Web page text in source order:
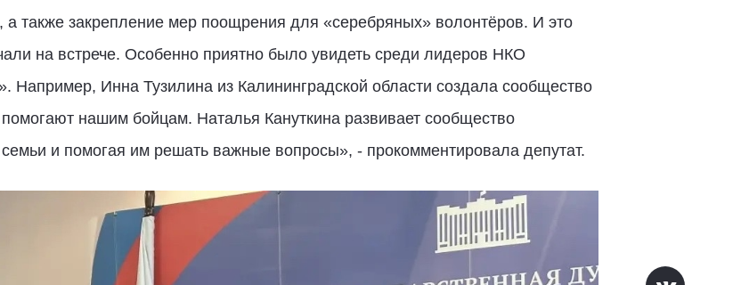
а также закрепление мер поощрения для «серебряных» волонтёров. И это
на встрече. Особенно приятно было увидеть среди лидеров НКО
Например, Инна Тузилина из Калининградской области создала сообщество
нашим бойцам. Наталья Кануткина развивает сообщество
и помогая им решать важные вопросы», - прокомментировала депутат.